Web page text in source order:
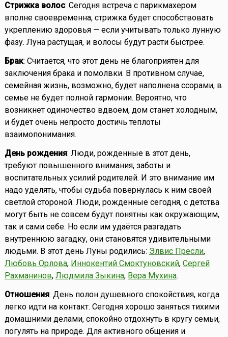
Стрижка волос: Сегодня встреча с парикмахером
вполне своевременна, стрижка будет способствовать
укреплению здоровья — если учитывать только лунную
фазу. Луна растущая, и волосы будут расти быстрее.
Брак: Считается, что этот день не благоприятен для
заключения брака и помолвки. В противном случае,
семейная жизнь, возможно, будет наполнена ссорами, в
семье не будет полной гармонии. Вероятно, что
возникнет одиночество вдвоем, дом станет холодным,
и будет очень непросто достичь теплоты
взаимопонимания.
День рождения: Люди, рожденные в этот день,
требуют повышенного внимания, заботы и
воспитательных усилий родителей. И это внимание им
надо уделять, чтобы судьба повернулась к ним своей
светлой стороной. Люди, рожденные сегодня, с детства
могут быть не совсем будут понятны как окружающим,
так и сами себе. Но если им удаётся разгадать
внутреннюю загадку, они становятся удивительными
людьми. В этот день Луны родились: Элвис Пресли,
Любовь Орлова, Иннокентий Смоктуновский, Сергей
Рахманинов, Людмила Зыкина, Вера Мухина.
Отношения: День полон душевного спокойствия, когда
легко идти на контакт. Сегодня хорошо заняться тихими
домашними делами, спокойно отдохнуть в кругу семьи,
погулять на природе. Для активного общения и